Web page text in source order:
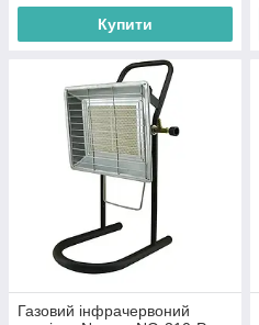
Купити
Газовий інфрачервоний